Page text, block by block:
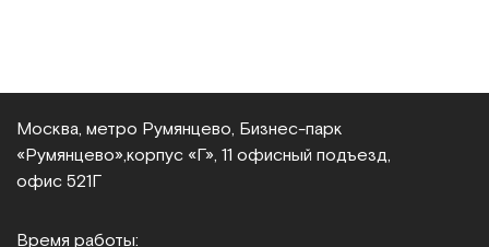
Москва, метро Румянцево, Бизнес‑парк
«Румянцево», корпус «Г», 11 офисный подъезд,
офис 521Г
Время работы: